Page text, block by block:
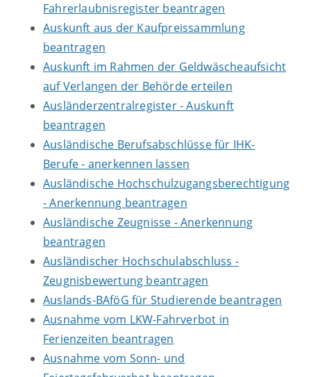
Fahrerlaubnisregister beantragen
Auskunft aus der Kaufpreissammlung
beantragen
Auskunft im Rahmen der Geldwäscheaufsicht
auf Verlangen der Behörde erteilen
Ausländerzentralregister - Auskunft
beantragen
Ausländische Berufsabschlüsse für IHK-
Berufe - anerkennen lassen
Ausländische Hochschulzugangsberechtigung
- Anerkennung beantragen
Ausländische Zeugnisse - Anerkennung
beantragen
Ausländischer Hochschulabschluss -
Zeugnisbewertung beantragen
Auslands-BAföG für Studierende beantragen
Ausnahme vom LKW-Fahrverbot in
Ferienzeiten beantragen
Ausnahme vom Sonn- und